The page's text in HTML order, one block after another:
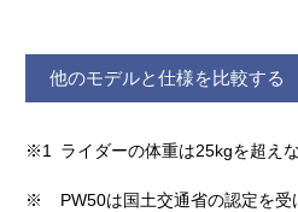
他のモデルと仕様を比較する
※1 ライダーの体重は25kgを超え
※
PW50は国土交通省の認定を